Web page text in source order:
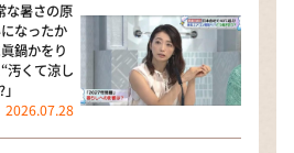
暑さの原
なったか
鍋かをり
汚くて涼し
2026.07.28